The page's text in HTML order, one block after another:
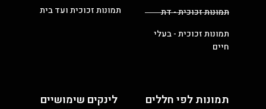
תמונות זכוכית - דת
תמונות זכוכית - בעלי
חיים
תמונות זכוכית ועד בית
תמונות לפי חללים לינקים שימושיים